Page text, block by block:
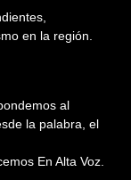
en la región.
al
la palabra, el
En Alta Voz.